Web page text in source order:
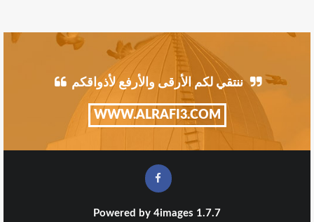
ننتقي لكم الأرقى والأرفع لأذواقكم
WWW.ALRAFI3.COM
Powered by 4images 1.7.7